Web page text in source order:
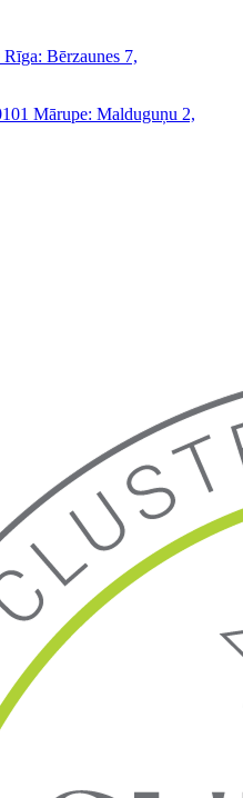
Rīga: Bērzaunes 7,
Mārupe: Malduguņu 2,